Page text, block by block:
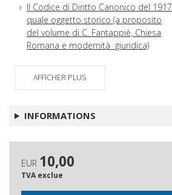
Il Codice di Diritto Canonico del 1917
quale oggetto storico (a proposito
del volume di C. Fantappiè, Chiesa
Romana e modernità giuridica)
Recensioni
Atti della Santa Sede
Giurisprudenza civile
Sommario dell'annata XXIII - 2011
AFFICHER PLUS
INFORMATIONS
EUR 10,00
TVA exclue